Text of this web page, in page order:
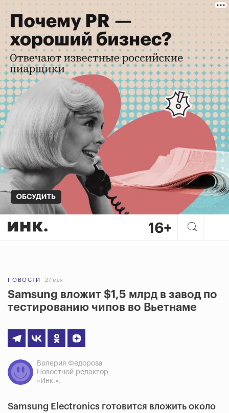
НОВОСТИ 27 мая
Samsung вложит $1,5 млрд в завод по
тестированию чипов во Вьетнаме
Валерия Федорова
Новостной редактор
«Инк.».
Samsung Electronics готовится вложить около